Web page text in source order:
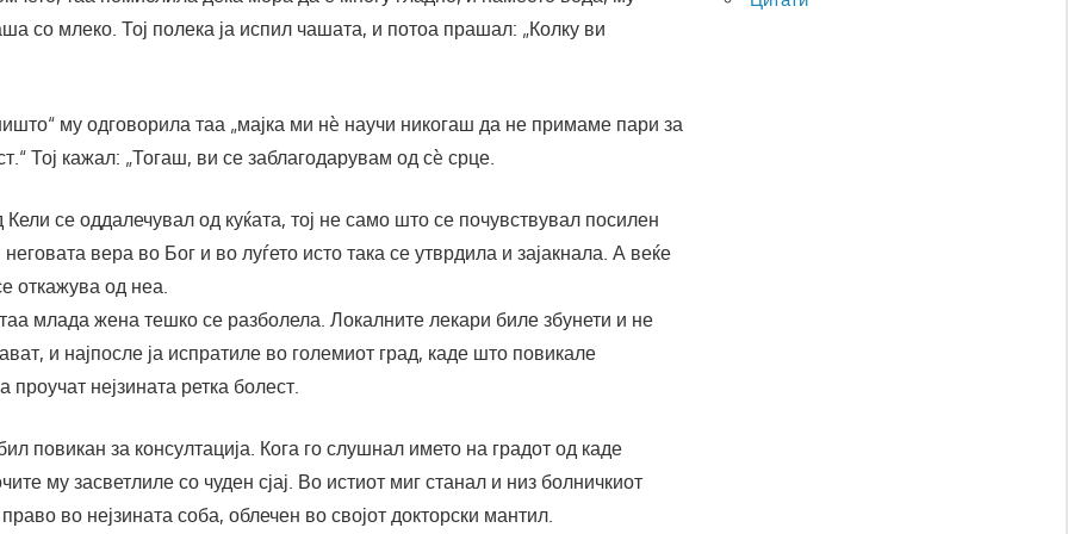
со млеко. Тој полека ја испил чашата, и потоа прашал: „Колку ви
му одговорила таа „мајка ми нè научи никогаш да не примаме пари за
Тој кажал: „Тогаш, ви се заблагодарувам од сè срце.
се оддалечувал од куќата, тој не само што се почувствувал посилен
неговата вера во Бог и во луѓето исто така се утврдила и зајакнала. А веќе
откажува од неа.
млада жена тешко се разболела. Локалните лекари биле збунети и не
и најпосле ја испратиле во големиот град, каде што повикале
проучат нејзината ретка болест.
повикан за консултација. Кога го слушнал името на градот од каде
му засветлиле со чуден сјај. Во истиот миг станал и низ болничкиот
во нејзината соба, облечен во својот докторски мантил.